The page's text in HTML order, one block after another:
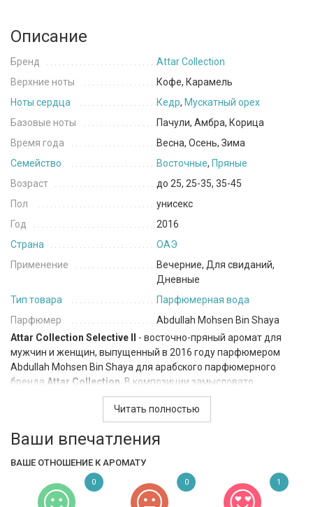
Описание
Бренд
Attar Collection
Верхние ноты
Кофе, Карамель
Ноты сердца
Кедр, Мускатный орех
Базовые ноты
Пачули, Амбра, Корица
Время года
Весна, Осень, Зима
Семейство
Восточные, Пряные
Возраст
до 25, 25-35, 35-45
Пол
унисекс
Год
2016
Страна
ОАЭ
Применение
Вечерние, Для свиданий,
Дневные
Тип товара
Парфюмерная вода
Парфюмер
Abdullah Mohsen Bin Shaya
Attar Collection Selective II
- восточно-пряный аромат для
мужчин и женщин, выпущенный в 2016 году парфюмером
Abdullah Mohsen Bin Shaya для арабского парфюмерного
бренда Attar Collection В композиции замысловато
дымчатыехвойныетонабелого
пряности листьевпачули
сладостькарамели,тонкие
акценты
мускатного ореха , смолистые
Читать полностью
Ваши впечатления
ВАШЕ ОТНОШЕНИЕ К АРОМАТУ
0 0 1